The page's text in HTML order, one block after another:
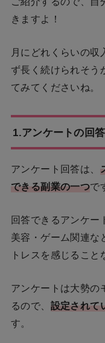
きますよ！
月にどれくらいの収
ず長く続けられそう
てみてくださいね。
1.アンケートの回答
アンケート回答は、
できる副業の一つで
回答できるアンケー
美容・ゲーム関連な
トレスを感じること
アンケートは大勢の
るので、 設定されて
す。